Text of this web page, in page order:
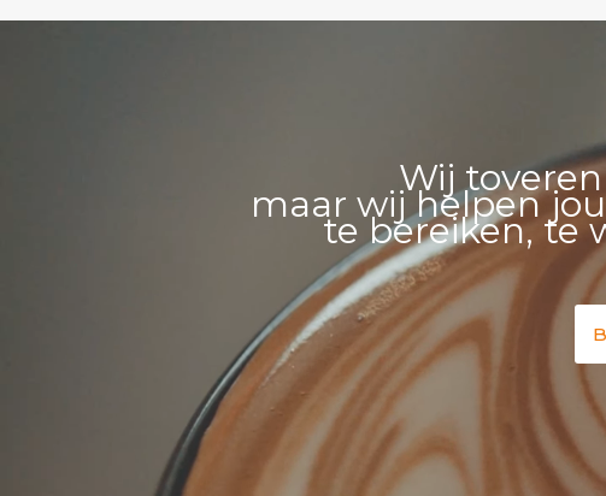
Wij
maar wij helpen
te bereiken, te